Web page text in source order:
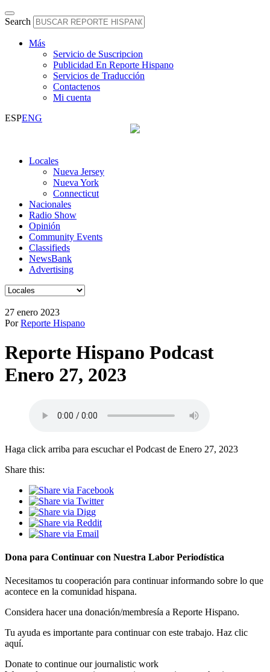
Search
Más
Servicio de Suscripcion
Publicidad En Reporte Hispano
Servicios de Traducción
Contactenos
Mi cuenta
ESPENG
Locales
Nueva Jersey
Nueva York
Connecticut
Nacionales
Radio Show
Opinión
Community Events
Classifieds
NewsBank
Advertising
27 enero 2023
PorReporte Hispano
Reporte Hispano Podcast
Enero 27, 2023
Haga click arriba para escuchar el Podcast de Enero 27, 2023
Share this:
Dona para Continuar con Nuestra Labor Periodística
Necesitamos tu cooperación para continuar informando sobre lo que
acontece en la comunidad hispana.
Considera hacer una donación/membresía a Reporte Hispano.
Tu ayuda es importante para continuar con este trabajo. Haz clic
aquí.
Donate to continue our journalistic work